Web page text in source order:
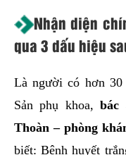
Nhận diện
qua 3 dấu hiệu
Là người có hơn
Sản phụ khoa,bác
Thoàn – phòng
biết: Bệnh huyết